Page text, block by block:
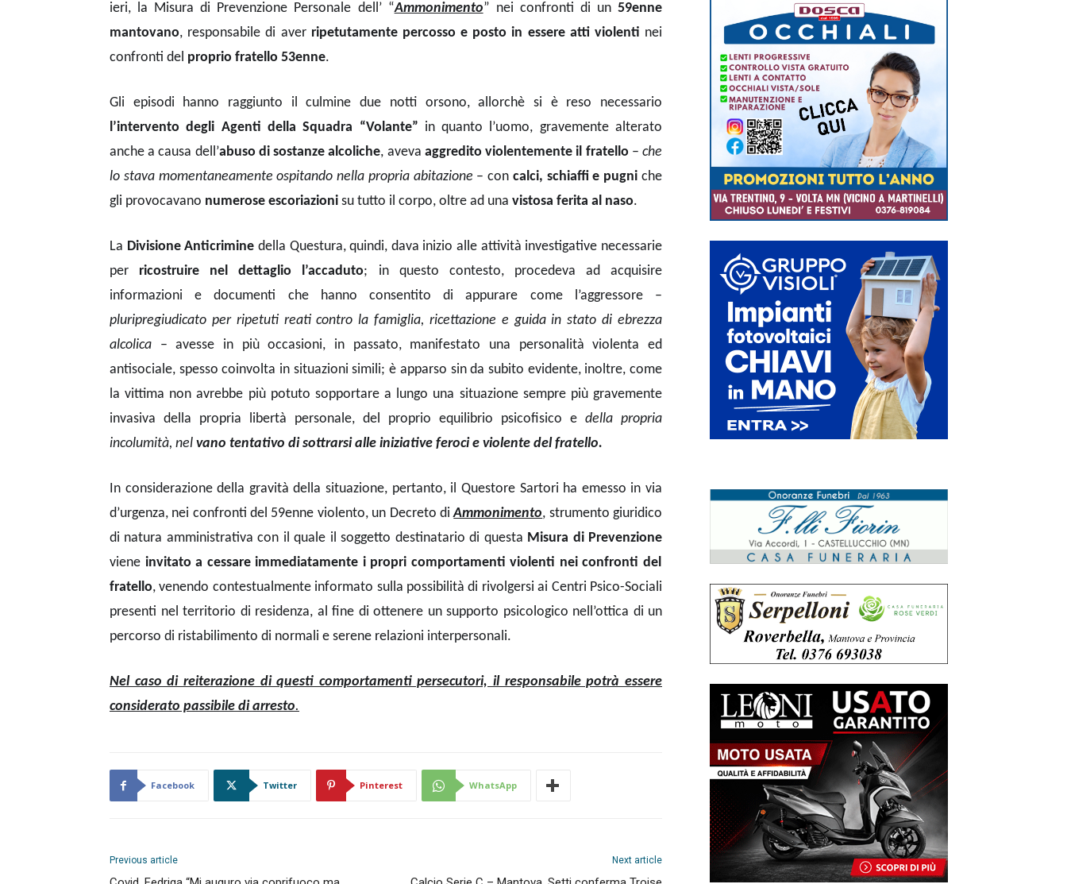
ieri, la Misura di Prevenzione Personale dell’ “Ammonimento” nei confronti di un59enne
mantovano, responsabile di aver ripetutamente percosso e posto in essere atti violenti nei
confronti del proprio fratello 53enne.
Gli episodi hanno raggiunto il culmine due notti orsono, allorchè si è reso necessario
l’intervento degli Agenti della Squadra “Volante” in quanto l’uomo, gravemente alterato
anche a causa dell’abuso di sostanze alcoliche, aveva aggredito violentemente il fratello–che
lo stava momentaneamente ospitando nella propria abitazione – con calci, schiaffi e pugni che
gli provocavano numerose escoriazioni su tutto il corpo, oltre ad una vistosa ferita al naso.
La Divisione Anticrimine della Questura, quindi, dava inizio alle attività investigative necessarie
per ricostruire nel dettaglio l’accaduto; in questo contesto, procedeva ad acquisire
informazioni e documenti che hanno consentito di appurare come l’aggressore –
pluripregiudicato per ripetuti reati contro la famiglia, ricettazione e guida in stato di ebrezza
alcolica – avesse in più occasioni, in passato, manifestato una personalità violenta ed
antisociale, spesso coinvolta in situazioni simili; è apparso sin da subito evidente, inoltre, come
la vittima non avrebbe più potuto sopportare a lungo una situazione sempre più gravemente
invasiva della propria libertà personale, del proprio equilibrio psicofisico e della propria
incolumità, nel vano tentativo di sottrarsi alle iniziative feroci e violente del fratello.
In considerazione della gravità della situazione, pertanto, il Questore Sartori ha emesso in via
d’urgenza, nei confronti del 59enne violento, un Decreto diAmmonimento, strumento giuridico
di natura amministrativa con il quale il soggetto destinatario di questa Misura di Prevenzione
viene invitato a cessare immediatamente i propri comportamenti violenti nei confronti del
fratello, venendo contestualmente informato sulla possibilità di rivolgersi ai Centri Psico-Sociali
presenti nel territorio di residenza, al fine di ottenere un supporto psicologico nell’ottica di un
percorso di ristabilimento di normali e serene relazioni interpersonali.
Nel caso di reiterazione di questi comportamenti persecutori, il responsabile potrà essere
considerato passibile di arresto.
Facebook Twitter Pinterest WhatsApp
Previous article Next article